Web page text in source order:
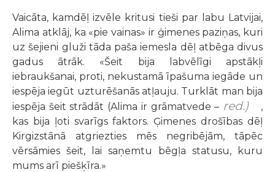
Vaicāta, kamdēļ izvēle kritusi tieši par labu Latvijai,
Alima atklāj, ka «pie vainas» ir ģimenes paziņas, kuri
uz šejieni gluži tāda paša iemesla dēļ atbēga divus
gadus ātrāk. «Šeit bija labvēlīgi apstākļi
iebraukšanai, proti, nekustamā īpašuma iegāde un
iespēja iegūt uzturēšanās atļauju. Turklāt man bija
iespēja šeit strādāt (Alima ir grāmatvede – red.)
,
kas bija ļoti svarīgs faktors. Ģimenes drošības dēļ
Kirgizstānā atgriezties mēs negribējām, tāpēc
vērsāmies šeit, lai saņemtu bēgļa statusu, kuru
mums arī piešķīra.»